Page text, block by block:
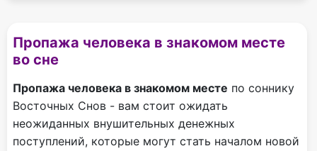
Пропажа человека в знакомом месте
во сне
Пропажа человека в знакомом месте по соннику
Восточных Снов - вам стоит ожидать
неожиданных внушительных денежных
поступлений, которые могут стать началом новой